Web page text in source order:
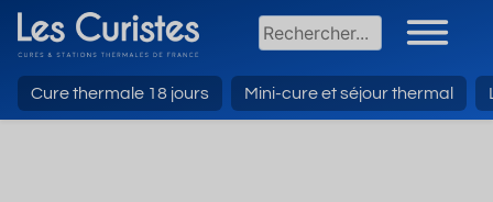
Cure thermale 18 jours Mini-cure et séjour thermal